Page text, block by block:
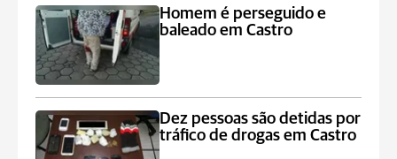
Homem é perseguido e
baleado em Castro
Dez pessoas são detidas por
tráfico de drogas em Castro